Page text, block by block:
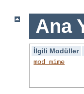
Ana
İlgili Modüller
mod_mime